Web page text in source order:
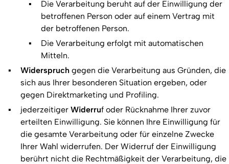
Die Verarbeitung beruht auf der Einwilligung der
betroffenen Person oder auf einem Vertrag mit
der betroffenen Person.
Die Verarbeitung erfolgt mit automatischen
Mitteln.
Widerspruch gegen die Verarbeitung aus Gründen, die
sich aus Ihrer besonderen Situation ergeben, oder
gegen Direktmarketing und Profiling.
jederzeitiger Widerruf oder Rücknahme Ihrer zuvor
erteilten Einwilligung. Sie können Ihre Einwilligung für
die gesamte Verarbeitung oder für einzelne Zwecke
Ihrer Wahl widerrufen. Der Widerruf der Einwilligung
berührt nicht die Rechtmäßigkeit der Verarbeitung, die